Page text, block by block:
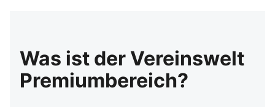
Was ist der Vereinswelt
Premiumbereich?